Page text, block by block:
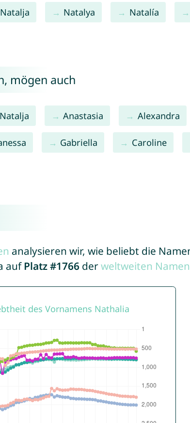
Natalja Natalya Natalía
mögen auch
Natalja Anastasia Alexandra
Gabriella Caroline
analysieren wir, wie beliebt die
auf Platz #1766 derweltweiten